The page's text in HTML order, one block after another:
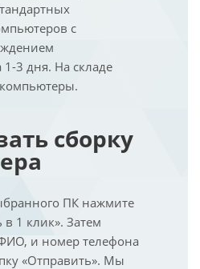
с
1-3 дня. На складе
сборку
ПК нажмите
в 1 клик». Затем
и номер телефона
«Отправить». Мы